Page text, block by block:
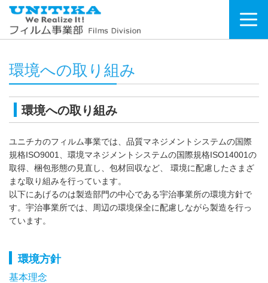
環境への取り組み
環境への取り組み
ユニチカのフィルム事業では、品質マネジメントシステムの国際
規格ISO9001、環境マネジメントシステムの国際規格ISO14001の
取得、梱包形態の見直し、包材回収など、 環境に配慮したさまざ
まな取り組みを行っています。
以下にあげるのは製造部門の中心である宇治事業所の環境方針で
す。宇治事業所では、周辺の環境保全に配慮しながら製造を行っ
ています。
環境方針
基本理念